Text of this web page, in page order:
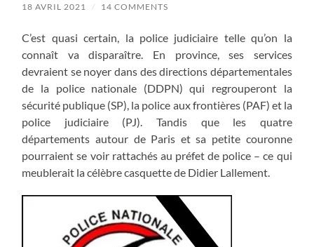
18 AVRIL 2021 / 14 COMMENTS
C’est quasi certain, la police judiciaire telle qu’on la
connaît va disparaître. En province, ses services
devraient se noyer dans des directions départementales
de la police nationale (DDPN) qui regrouperont la
sécurité publique (SP), la police aux frontières (PAF) et la
police judiciaire (PJ). Tandis que les quatre
départements autour de Paris et sa petite couronne
pourraient se voir rattachés au préfet de police – ce qui
meublerait la célèbre casquette de Didier Lallement.